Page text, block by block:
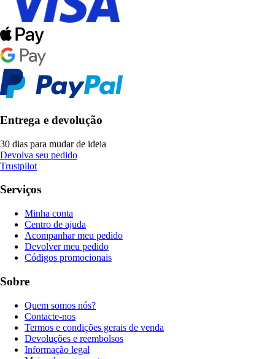
Entrega e devolução
30 dias para mudar de ideia
Devolva seu pedido
Trustpilot
Serviços
Minha conta
Centro de ajuda
Acompanhar meu pedido
Devolver meu pedido
Códigos promocionais
Sobre
Quem somos nós?
Contacte-nos
Termos e condições gerais de venda
Devoluções e reembolsos
Informação legal